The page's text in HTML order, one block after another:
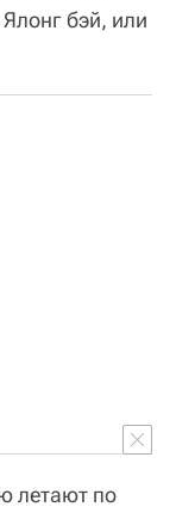
бэй, или
летают по